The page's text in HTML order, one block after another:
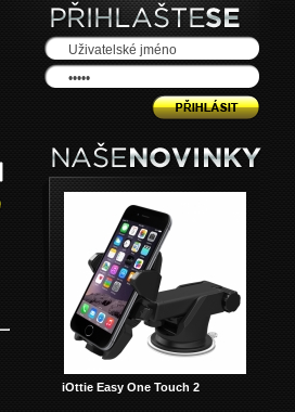
iOttie Easy One Touch 2